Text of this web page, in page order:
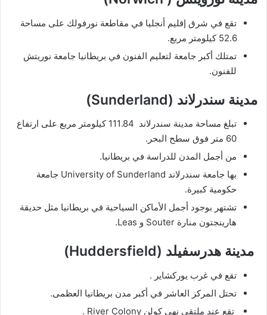
تقع في شرق إقليم أنجليا في مقاطعة نورفولك على مساحة
52.6 كيلومتر مربع.
تمتلك أكبر جامعة لتعليم الفنون في بريطانيا جامعة نوريتش
للفنون.
مدينة سندرلاند (Sunderland)
تبلغ مساحة مدينة سندرلاند 111.84 كيلومتر مربع على ارتفاع
60 متر فوق سطح البحر.
من أجمل المدن للدراسة في بريطانيا.
بها جامعة سندرلاند University of Sunderland جامعة
حكومية كبيرة.
تشتهر بوجود أجمل الأماكن السياحية في بريطانيا مثل حديقة
هارينجتون منارة Souter و Leas.
مدينة هدرسفيلد (Huddersfield)
تقع في غرب يوركشاير .
تحتل المركز العاشر في أكبر مدن بريطانيا العظمى.
تقع عند ملتقى نهى كولن River Colony .